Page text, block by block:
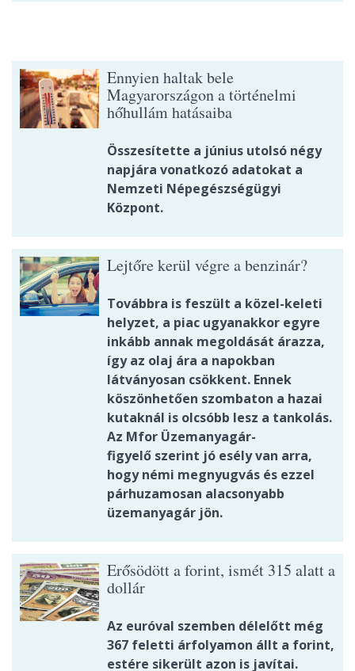
Ennyien haltak bele
Magyarországon a történelmi
hőhullám hatásaiba
Összesítette a június utolsó négy
napjára vonatkozó adatokat a
Nemzeti Népegészségügyi
Központ.
Lejtőre kerül végre a benzinár?
Továbbra is feszült a közel-keleti
helyzet, a piac ugyanakkor egyre
inkább annak megoldását árazza,
így az olaj ára a napokban
látványosan csökkent. Ennek
köszönhetően szombaton a hazai
kutaknál is olcsóbb lesz a tankolás.
Az Mfor Üzemanyagár-
figyelő szerint jó esély van arra,
hogy némi megnyugvás és ezzel
párhuzamosan alacsonyabb
üzemanyagár jön.
Erősödött a forint, ismét 315 alatt a
dollár
Az euróval szemben délelőtt még
367 feletti árfolyamon állt a forint,
estére sikerült azon is javítai.